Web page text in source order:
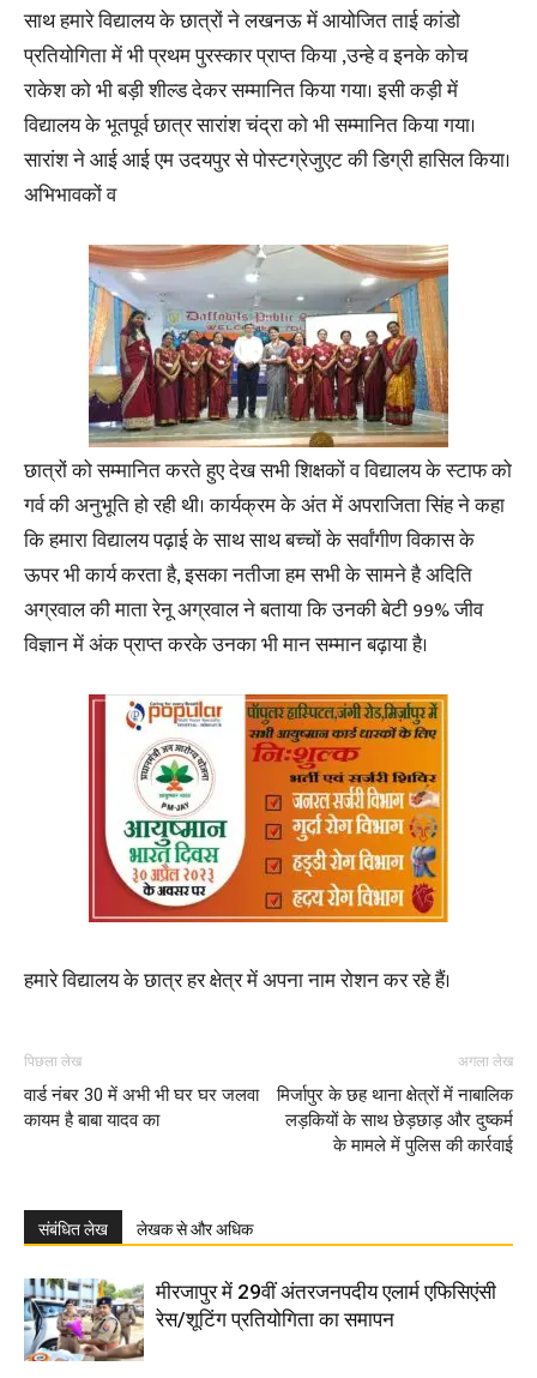
साथ हमारे विद्यालय के छात्रों ने लखनऊ में आयोजित ताई कांडो
प्रतियोगिता में भी प्रथम पुरस्कार प्राप्त किया ,उन्हे व इनके कोच
राकेश को भी बड़ी शील्ड देकर सम्मानित किया गया। इसी कड़ी में
विद्यालय के भूतपूर्व छात्र सारांश चंद्रा को भी सम्मानित किया गया।
सारांश ने आई आई एम उदयपुर से पोस्टग्रेजुएट की डिग्री हासिल किया।
अभिभावकों व
छात्रों को सम्मानित करते हुए देख सभी शिक्षकों व विद्यालय के स्टाफ को
गर्व की अनुभूति हो रही थी। कार्यक्रम के अंत में अपराजिता सिंह ने कहा
कि हमारा विद्यालय पढ़ाई के साथ साथ बच्चों के सर्वांगीण विकास के
ऊपर भी कार्य करता है, इसका नतीजा हम सभी के सामने है अदिति
अग्रवाल की माता रेनू अग्रवाल ने बताया कि उनकी बेटी 99% जीव
विज्ञान में अंक प्राप्त करके उनका भी मान सम्मान बढ़ाया है।
हमारे विद्यालय के छात्र हर क्षेत्र में अपना नाम रोशन कर रहे हैं।
पिछला लेख
वार्ड नंबर 30 में अभी भी घर घर जलवा
कायम है बाबा यादव का
अगला लेख
मिर्जापुर के छह थाना क्षेत्रों में नाबालिक
लड़कियों के साथ छेड़छाड़ और दुष्कर्म
के मामले में पुलिस की कार्रवाई
संबंधित लेख लेखक से और अधिक
मीरजापुर में 29वीं अंतरजनपदीय एलार्म एफिसिएंसी
रेस/शूटिंग प्रतियोगिता का समापन